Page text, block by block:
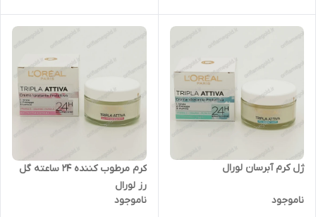
ژل کرم آبرسان لورال
ناموجود
کرم مرطوب کننده ۲۴ ساعته گل
رز لورال
ناموجود